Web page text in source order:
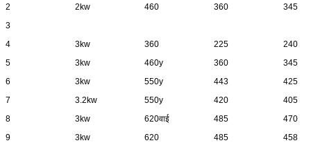
2
2kw 460 360
345
3
4
3kw 360 225
240
5
3kw 460y 360
345
6
3kw 550y 443
425
7
3.2kw 550y 420
405
8
3kw 620वाई 485
470
9
3kw 620 485
458